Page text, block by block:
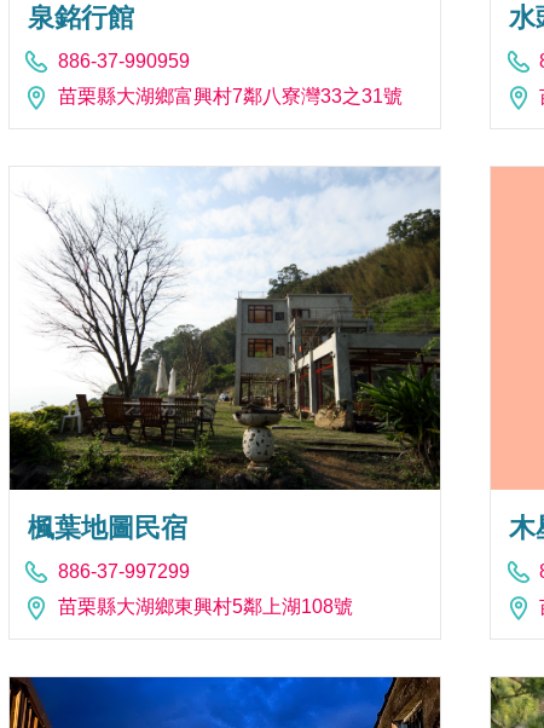
泉銘行館
886-37-990959
苗栗縣大湖鄉富興村7鄰八寮灣33之31號
水
楓葉地圖民宿
886-37-997299
苗栗縣大湖鄉東興村5鄰上湖108號
木